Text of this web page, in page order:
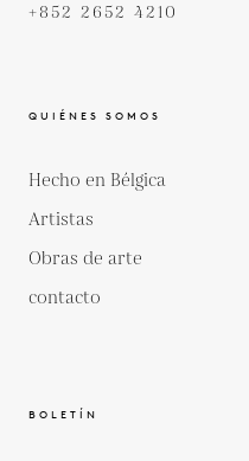
+852 2652 4210
QUIÉNES SOMOS
Hecho en Bélgica
Artistas
Obras de arte
contacto
BOLETÍN